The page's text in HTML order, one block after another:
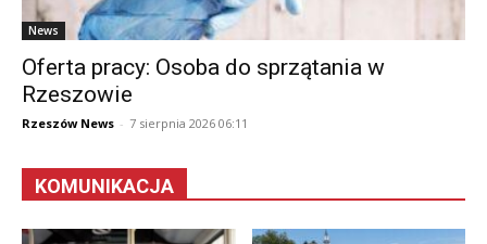
News
Oferta pracy: Osoba do sprzątania w
Rzeszowie
Rzeszów News - 7 sierpnia 2026 06:11
KOMUNIKACJA